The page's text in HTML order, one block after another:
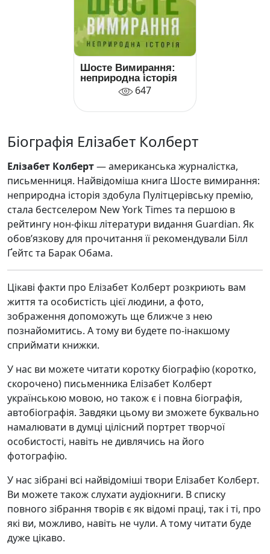
Шосте Вимирання:
неприродна історія
647
Біографія Елізабет Колберт
Елізабет Колберт— американська журналістка,
письменниця. Найвідоміша книга Шосте вимирання:
неприродна історія здобула Пулітцерівську премію,
стала бестселером New York Times та першою в
рейтингу нон-фікш літератури видання Guardian. Як
обов’язкову для прочитання її рекомендували Білл
Ґейтс та Барак Обама.
Цікаві факти про Елізабет Колберт розкриють вам
життя та особистість цієї людини, а фото,
зображення допоможуть ще ближче з нею
познайомитись. А тому ви будете по-інакшому
сприймати книжки.
У нас ви можете читати коротку біографію (коротко,
скорочено) письменника Елізабет Колберт
українською мовою, но також є і повна біографія,
автобіографія. Завдяки цьому ви зможете буквально
намалювати в думці цілісний портрет творчої
особистості, навіть не дивлячись на його
фотографію.
У нас зібрані всі найвідоміші твори Елізабет Колберт.
Ви можете також слухати аудіокниги. В списку
повного зібрання творів є як відомі праці, так і ті, про
які ви, можливо, навіть не чули. А тому читати буде
дуже цікаво.